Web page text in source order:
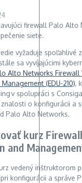
vyžaduje spoľahlivé
sa vyvíjajúcimi
Alto Networks Firewall
(EDU-210),
v spolupráci s
o konfigurácii a
Palo Alto Networks.
kurz
and
vedený inštruktorom
konfigurácii a správe